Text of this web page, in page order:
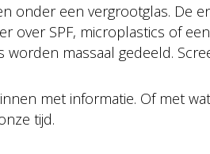
onder een vergrootglas. De
over SPF, microplastics of
worden massaal gedeeld.
met informatie. Of met
tijd.